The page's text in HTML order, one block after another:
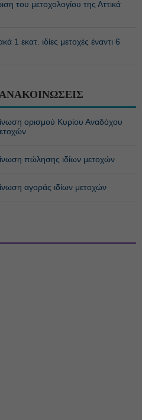
του μετοχολογίου της Αττικά
1 εκατ. ιδίες μετοχές έναντι 6
ορισμού Κυρίου Αναδόχου
πώλησης ιδίων μετοχών
αγοράς ιδίων μετοχών